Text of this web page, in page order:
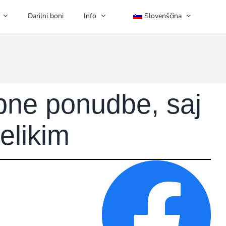
Darilni boni Info Slovenščina
ponudbe, saj